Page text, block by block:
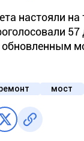
настояли
57
обновленным
мост